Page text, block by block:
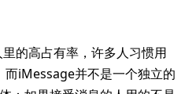
的高占有率，许多人习惯用
iMessage并不是一个独立的